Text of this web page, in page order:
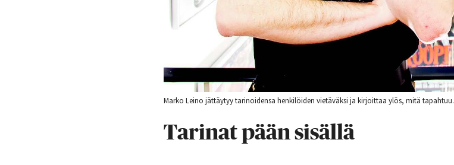
Marko Leino jättäytyy tarinoidensa henkilöiden vietäväksi ja kirjoittaa ylös, mitä tapahtuu.
Tarinat pään sisällä